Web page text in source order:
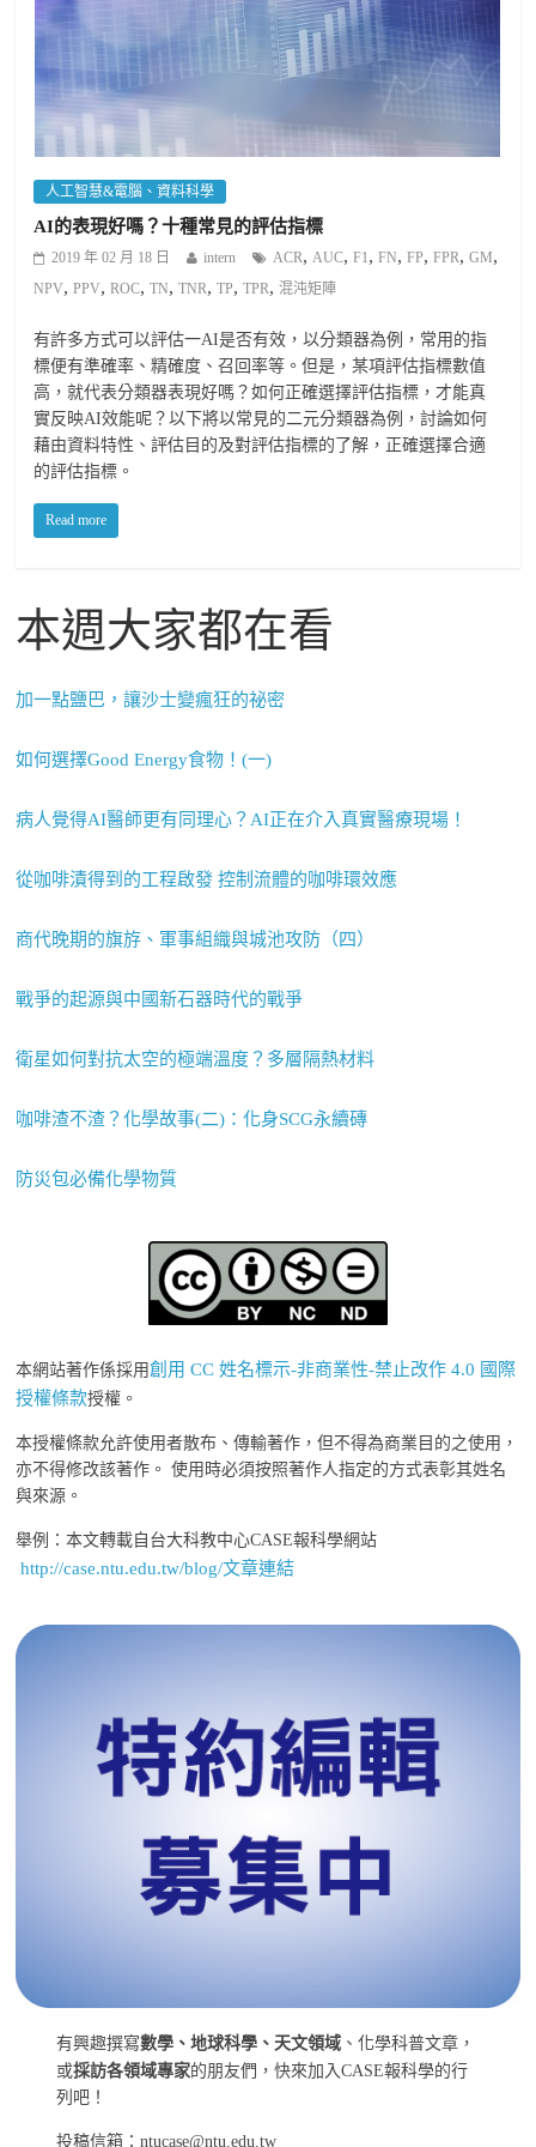
人工智慧&電腦、資料科學
AI的表現好嗎？十種常見的評估指標
2019 年 02 月 18 日 intern ACR, AUC,F1,FN,FP,FPR,GM,
NPV,PPV,ROC,TN,TNR,TP,TPR, 混沌矩陣
有許多方式可以評估一AI是否有效，以分類器為例，常用的指
標便有準確率、精確度、召回率等。但是，某項評估指標數值
高，就代表分類器表現好嗎？如何正確選擇評估指標，才能真
實反映AI效能呢？以下將以常見的二元分類器為例，討論如何
藉由資料特性、評估目的及對評估指標的了解，正確選擇合適
的評估指標。
Read more
本週大家都在看
加一點鹽巴，讓沙士變瘋狂的祕密
如何選擇Good Energy食物！(一)
病人覺得AI醫師更有同理心？AI正在介入真實醫療現場！
從咖啡漬得到的工程啟發 控制流體的咖啡環效應
商代晚期的旗斿、軍事組織與城池攻防（四）
戰爭的起源與中國新石器時代的戰爭
衛星如何對抗太空的極端溫度？多層隔熱材料
咖啡渣不渣？化學故事(二)：化身SCG永續磚
防災包必備化學物質
本網站著作係採用創用 CC 姓名標示-非商業性-禁止改作 4.0 國際
授權條款授權。
本授權條款允許使用者散布、傳輸著作，但不得為商業目的之使用，
亦不得修改該著作。 使用時必須按照著作人指定的方式表彰其姓名
與來源。
舉例：本文轉載自台大科教中心CASE報科學網站
http://case.ntu.edu.tw/blog/文章連結
有興趣撰寫數學、地球科學、天文領域 、化學科普文章，
或採訪各領域專家的朋友們，快來加入CASE報科學的行
列吧！
投稿信箱：ntucase@ntu.edu.tw